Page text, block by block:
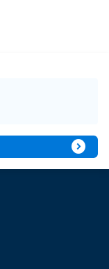
expand_circle_right